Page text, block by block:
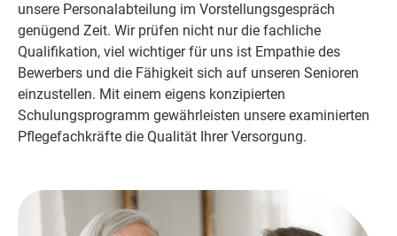
unsere Personalabteilung im Vorstellungsgespräch
genügend Zeit. Wir prüfen nicht nur die fachliche
Qualifikation, viel wichtiger für uns ist Empathie des
Bewerbers und die Fähigkeit sich auf unseren Senioren
einzustellen. Mit einem eigens konzipierten
Schulungsprogramm gewährleisten unsere examinierten
Pflegefachkräfte die Qualität Ihrer Versorgung.